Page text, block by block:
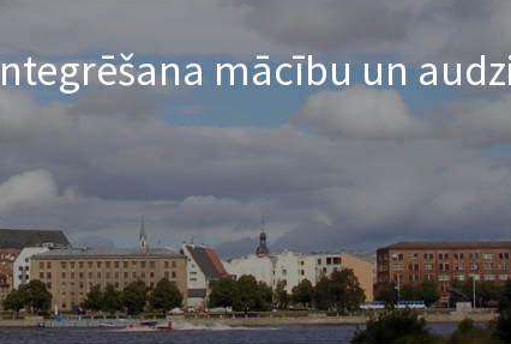
mācību un